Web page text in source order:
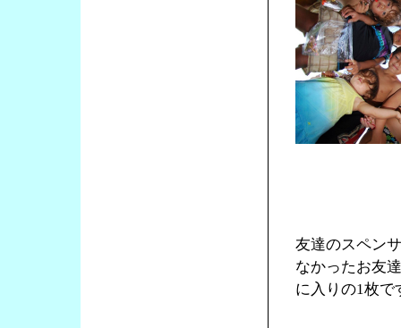
友達のスペン
なかったお友
に入りの1枚で